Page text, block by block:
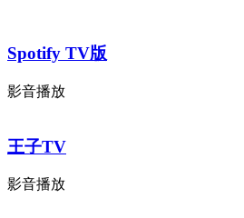
Spotify TV版
影音播放
王子TV
影音播放